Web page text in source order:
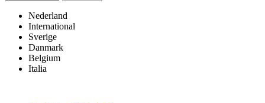
Nederland
International
Sverige
Danmark
Belgium
Italia